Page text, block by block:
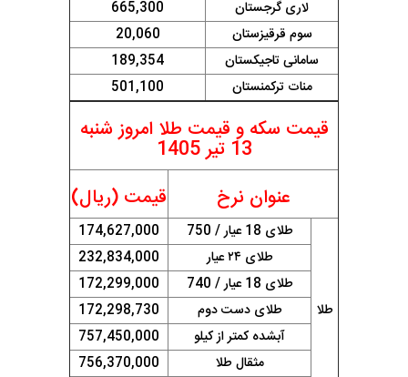
لاری گرجستان
665,300
سوم قرقیزستان
20,060
سامانی تاجیکستان
189,354
منات ترکمنستان
501,100
قیمت سکه و قیمت طلا امروز شنبه
13 تیر 1405
عنوان نرخ
قیمت (ریال)
طلا
طلای 18 عیار / 750
174,627,000
طلای ۲۴ عیار
232,834,000
طلای 18 عیار / 740
172,299,000
طلای دست دوم
172,298,730
آبشده کمتر از کیلو
757,450,000
مثقال طلا
756,370,000